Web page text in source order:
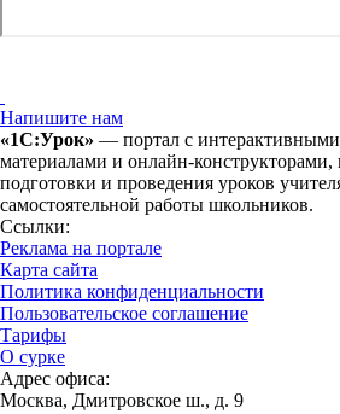
Напишите нам
«1С:Урок» — портал с
материалами и онлайн-конструкторами,
подготовки и проведения уроков
самостоятельной работы школьников.
Ссылки:
Реклама на портале
Карта сайта
Политика конфиденциальности
Пользовательское соглашение
Тарифы
О сурке
Адрес офиса:
Москва, Дмитровское ш., д. 9